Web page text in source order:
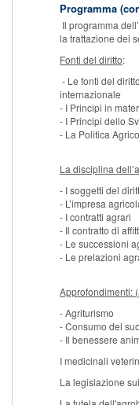
Programma
Il programma
la trattazione dei
Fonti del diritto:
- Le fonti del
internazionale
- I Principi in
- I Principi dello
- La Politica
La disciplina
- I soggetti del
- L’impresa
- I contratti agrari
- Il contratto di
- Le successioni
- Le prelazioni
Approfondimenti:
- Agriturismo
- Consumo del
- Il benessere
I medicinali
La legislazione